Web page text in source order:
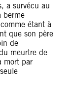
a survécu au
berme
étant à
que son père
de
meurtre de
mort par